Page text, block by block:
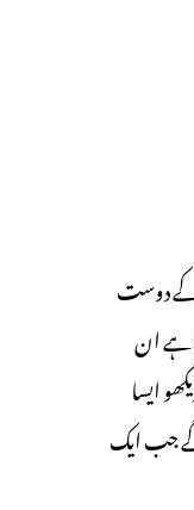
کے دوست
ان
نے کہا: دیکھو ایسا
جب ایک